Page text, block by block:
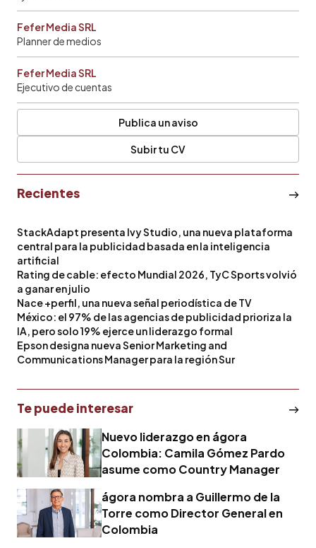
Fefer Media SRL
Planner de medios
Fefer Media SRL
Ejecutivo de cuentas
Publica un aviso
Subir tu CV
Recientes
StackAdapt presenta Ivy Studio, una nueva plataforma
central para la publicidad basada en la inteligencia
artificial
Rating de cable: efecto Mundial 2026, TyC Sports volvió
a ganar en julio
Nace +perfil, una nueva señal periodística de TV
México: el 97% de las agencias de publicidad prioriza la
IA, pero solo 19% ejerce un liderazgo formal
Epson designa nueva Senior Marketing and
Communications Manager para la región Sur
Te puede interesar
Nuevo liderazgo en ágora
Colombia: Camila Gómez Pardo
asume como Country Manager
ágora nombra a Guillermo de la
Torre como Director General en
Colombia